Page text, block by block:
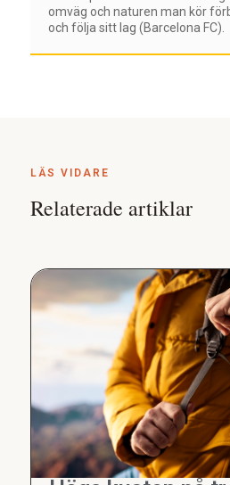
omväg och naturen man kör
och följa sitt lag (Barcelona FC).
LÄS VIDARE
Relaterade artiklar